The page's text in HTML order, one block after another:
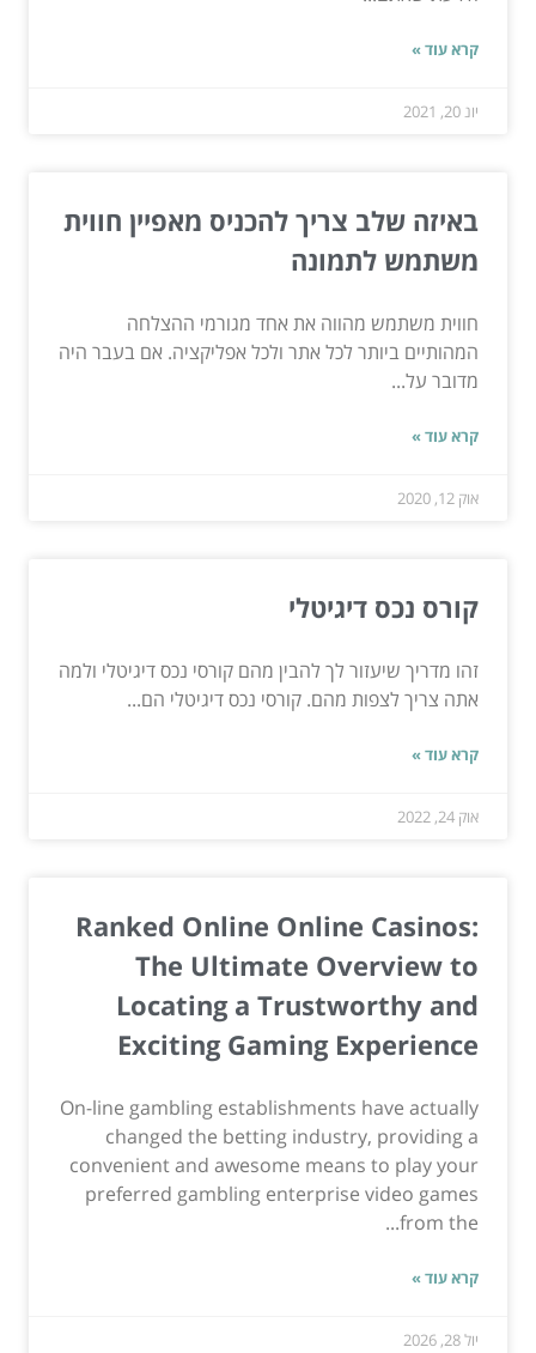
קרא עוד »
יונ 20, 2021
באיזה שלב צריך להכניס מאפיין חווית
משתמש לתמונה
חווית משתמש מהווה את אחד מגורמי ההצלחה
המהותיים ביותר לכל אתר ולכל אפליקציה. אם בעבר היה
מדובר על...
קרא עוד »
אוק 12, 2020
קורס נכס דיגיטלי
זהו מדריך שיעזור לך להבין מהם קורסי נכס דיגיטלי ולמה
אתה צריך לצפות מהם. קורסי נכס דיגיטלי הם...
קרא עוד »
אוק 24, 2022
Ranked Online Online Casinos:
The Ultimate Overview to
Locating a Trustworthy and
Exciting Gaming Experience
On-line gambling establishments have actually
changed the betting industry, providing a
convenient and awesome means to play your
preferred gambling enterprise video games
from the...
קרא עוד »
יול 28, 2026